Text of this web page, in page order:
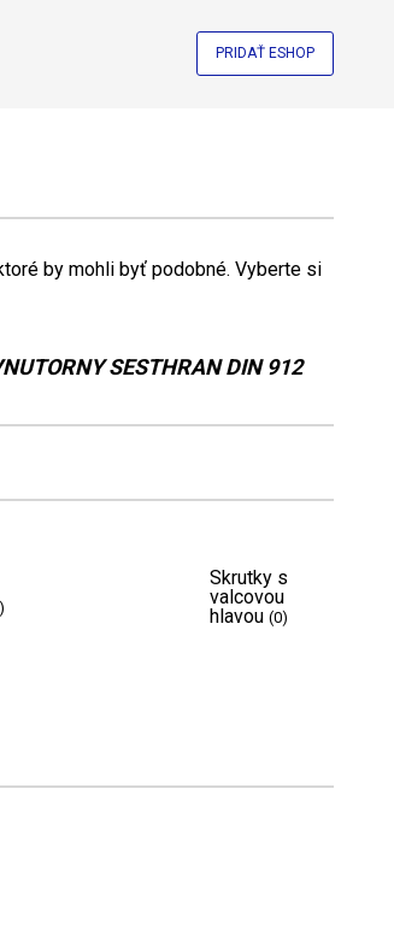
PRIDAŤ ESHOP
by mohli byť podobné. Vyberte si
SESTHRAN DIN 912
Skrutky s
valcovou
hlavou (0)